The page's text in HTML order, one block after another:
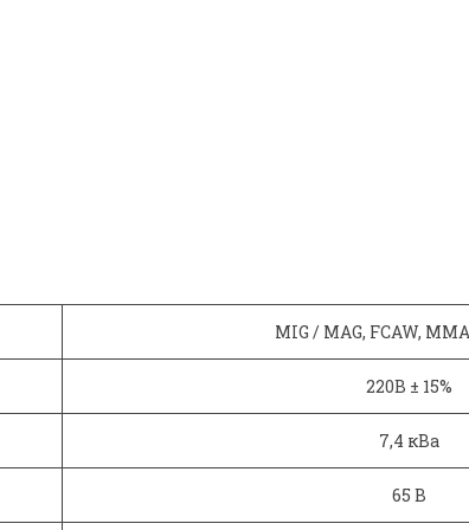
MIG / MAG, FCAW,
220В ± 15%
7,4 кВа
65 В